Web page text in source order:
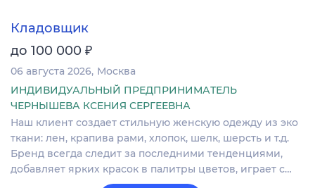
Кладовщик
до 100 000 ₽
06 августа 2026 Москва
ИНДИВИДУАЛЬНЫЙ ПРЕДПРИНИМАТЕЛЬ
ЧЕРНЫШЕВА КСЕНИЯ СЕРГЕЕВНА
Наш клиент создает стильную женскую одежду из эко
ткани: лен, крапива рами, хлопок, шелк, шерсть и т.д.
Бренд всегда следит за последними тенденциями,
добавляет ярких красок в палитры цветов, играет с…